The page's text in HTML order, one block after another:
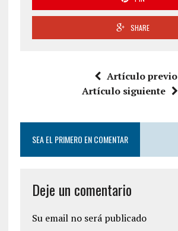
SHARE
Artículo previo
Artículo siguiente
SEA EL PRIMERO EN COMENTAR
Deje un comentario
Su email no será publicado